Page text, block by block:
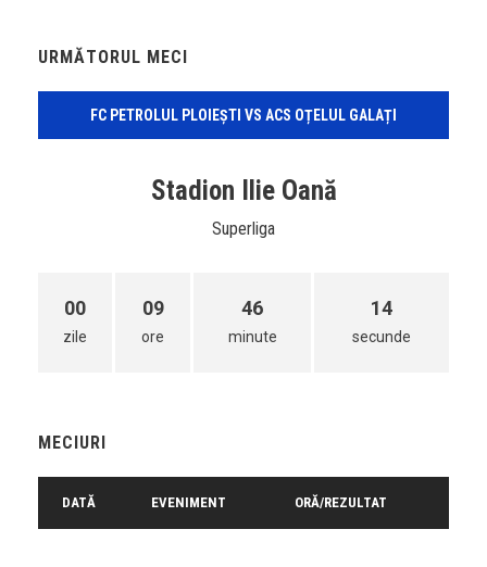
URMĂTORUL MECI
FC PETROLUL PLOIEȘTI VS ACS OȚELUL GALAȚI
Stadion Ilie Oană
Superliga
00
zile
09
ore
46
minute
14
secunde
MECIURI
DATĂ EVENIMENT ORĂ/REZULTAT